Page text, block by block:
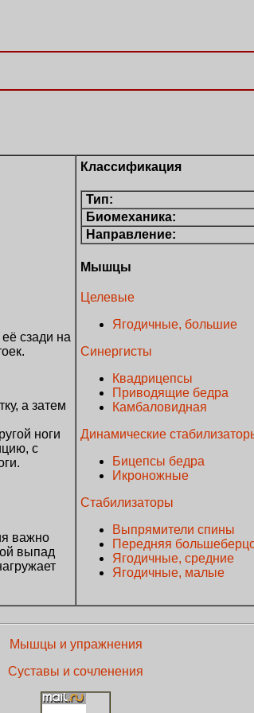
сзади на
а затем
ноги
с
важно
выпад
Классификация
Тип:
Биомеханика:
Направление:
Мышцы
Целевые
Ягодичные, большие
Синергисты
Квадрицепсы
Приводящие бедра
Камбаловидная
Динамические
Бицепсы бедра
Икроножные
Cтабилизаторы
Выпрямители спины
Передняя
Ягодичные, средние
Ягодичные, малые
Мышцы и упражнения
Суставы и сочленения